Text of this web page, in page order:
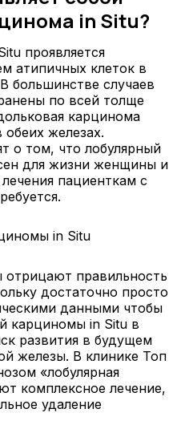
in Situ?
проявляется
атипичных клеток в
большинстве случаев
по всей толще
карцинома
обеих железах.
о том, что лобулярный
для жизни женщины и
пациенткам с
отрицают правильность
достаточно просто
данными чтобы
карциномы in Situ в
развития в будущем
железы. В клинике Топ
«лобулярная
комплексное лечение,
удаление